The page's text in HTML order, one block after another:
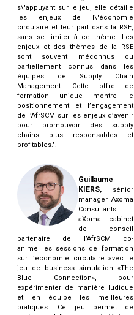
s\'appuyant sur le jeu, elle détaille
les enjeux de l\'économie
circulaire et leur part dans la RSE,
sans se limiter à ce thème. Les
enjeux et des thèmes de la RSE
sont souvent méconnus ou
partiellement connus dans les
équipes de Supply Chain
Management. Cette offre de
formation unique montre le
positionnement et l’engagement
de l’AfrSCM sur les enjeux d’avenir
pour promouvoir des supply
chains plus responsables et
profitables.".
Guillaume
KIERS,
sénior
manager Axoma
Consultants
aXoma cabinet
de conseil
partenaire de l’AfrSCM co-
anime les sessions de formation
sur l’économie circulaire avec le
jeu de business simulation «The
Blue Connection», pour
expérimenter de manière ludique
et en équipe les meilleures
pratiques. Ce jeu permet de